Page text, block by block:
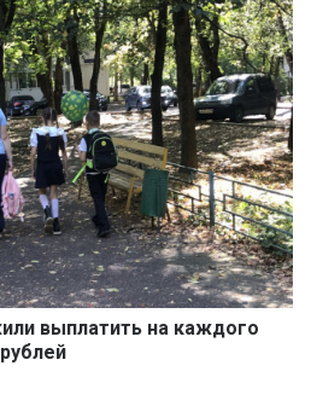
выплатить на каждого